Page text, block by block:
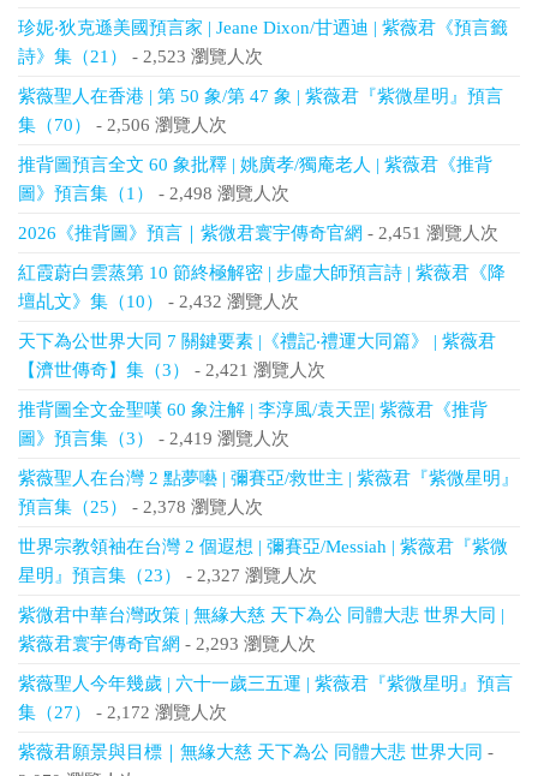
珍妮‧狄克遜美國預言家 | Jeane Dixon/甘迺迪 | 紫薇君《預言籤
詩》集（21）
- 2,523 瀏覽人次
紫薇聖人在香港 | 第 50 象/第 47 象 | 紫薇君『紫微星明』預言
集（70）
- 2,506 瀏覽人次
推背圖預言全文 60 象批釋 | 姚廣孝/獨庵老人 | 紫薇君《推背
圖》預言集（1）
- 2,498 瀏覽人次
2026《推背圖》預言｜紫微君寰宇傳奇官網 - 2,451 瀏覽人次
紅霞蔚白雲蒸第 10 節終極解密 | 步虛大師預言詩 | 紫薇君《降
壇乩文》集（10）
- 2,432 瀏覽人次
天下為公世界大同 7 關鍵要素 |《禮記‧禮運大同篇》 | 紫薇君
【濟世傳奇】集（3）
- 2,421 瀏覽人次
推背圖全文金聖嘆 60 象注解 | 李淳風/袁天罡| 紫薇君《推背
圖》預言集（3）
- 2,419 瀏覽人次
紫薇聖人在台灣 2 點夢囈 | 彌賽亞/救世主 | 紫薇君『紫微星明』
預言集（25）
- 2,378 瀏覽人次
世界宗教領袖在台灣 2 個遐想 | 彌賽亞/Messiah | 紫薇君『紫微
星明』預言集（23）
- 2,327 瀏覽人次
紫微君中華台灣政策 | 無緣大慈 天下為公 同體大悲 世界大同 |
紫薇君寰宇傳奇官網 - 2,293 瀏覽人次
紫薇聖人今年幾歲 | 六十一歲三五運 | 紫薇君『紫微星明』預言
集（27）
- 2,172 瀏覽人次
紫薇君願景與目標｜無緣大慈 天下為公 同體大悲 世界大同 -